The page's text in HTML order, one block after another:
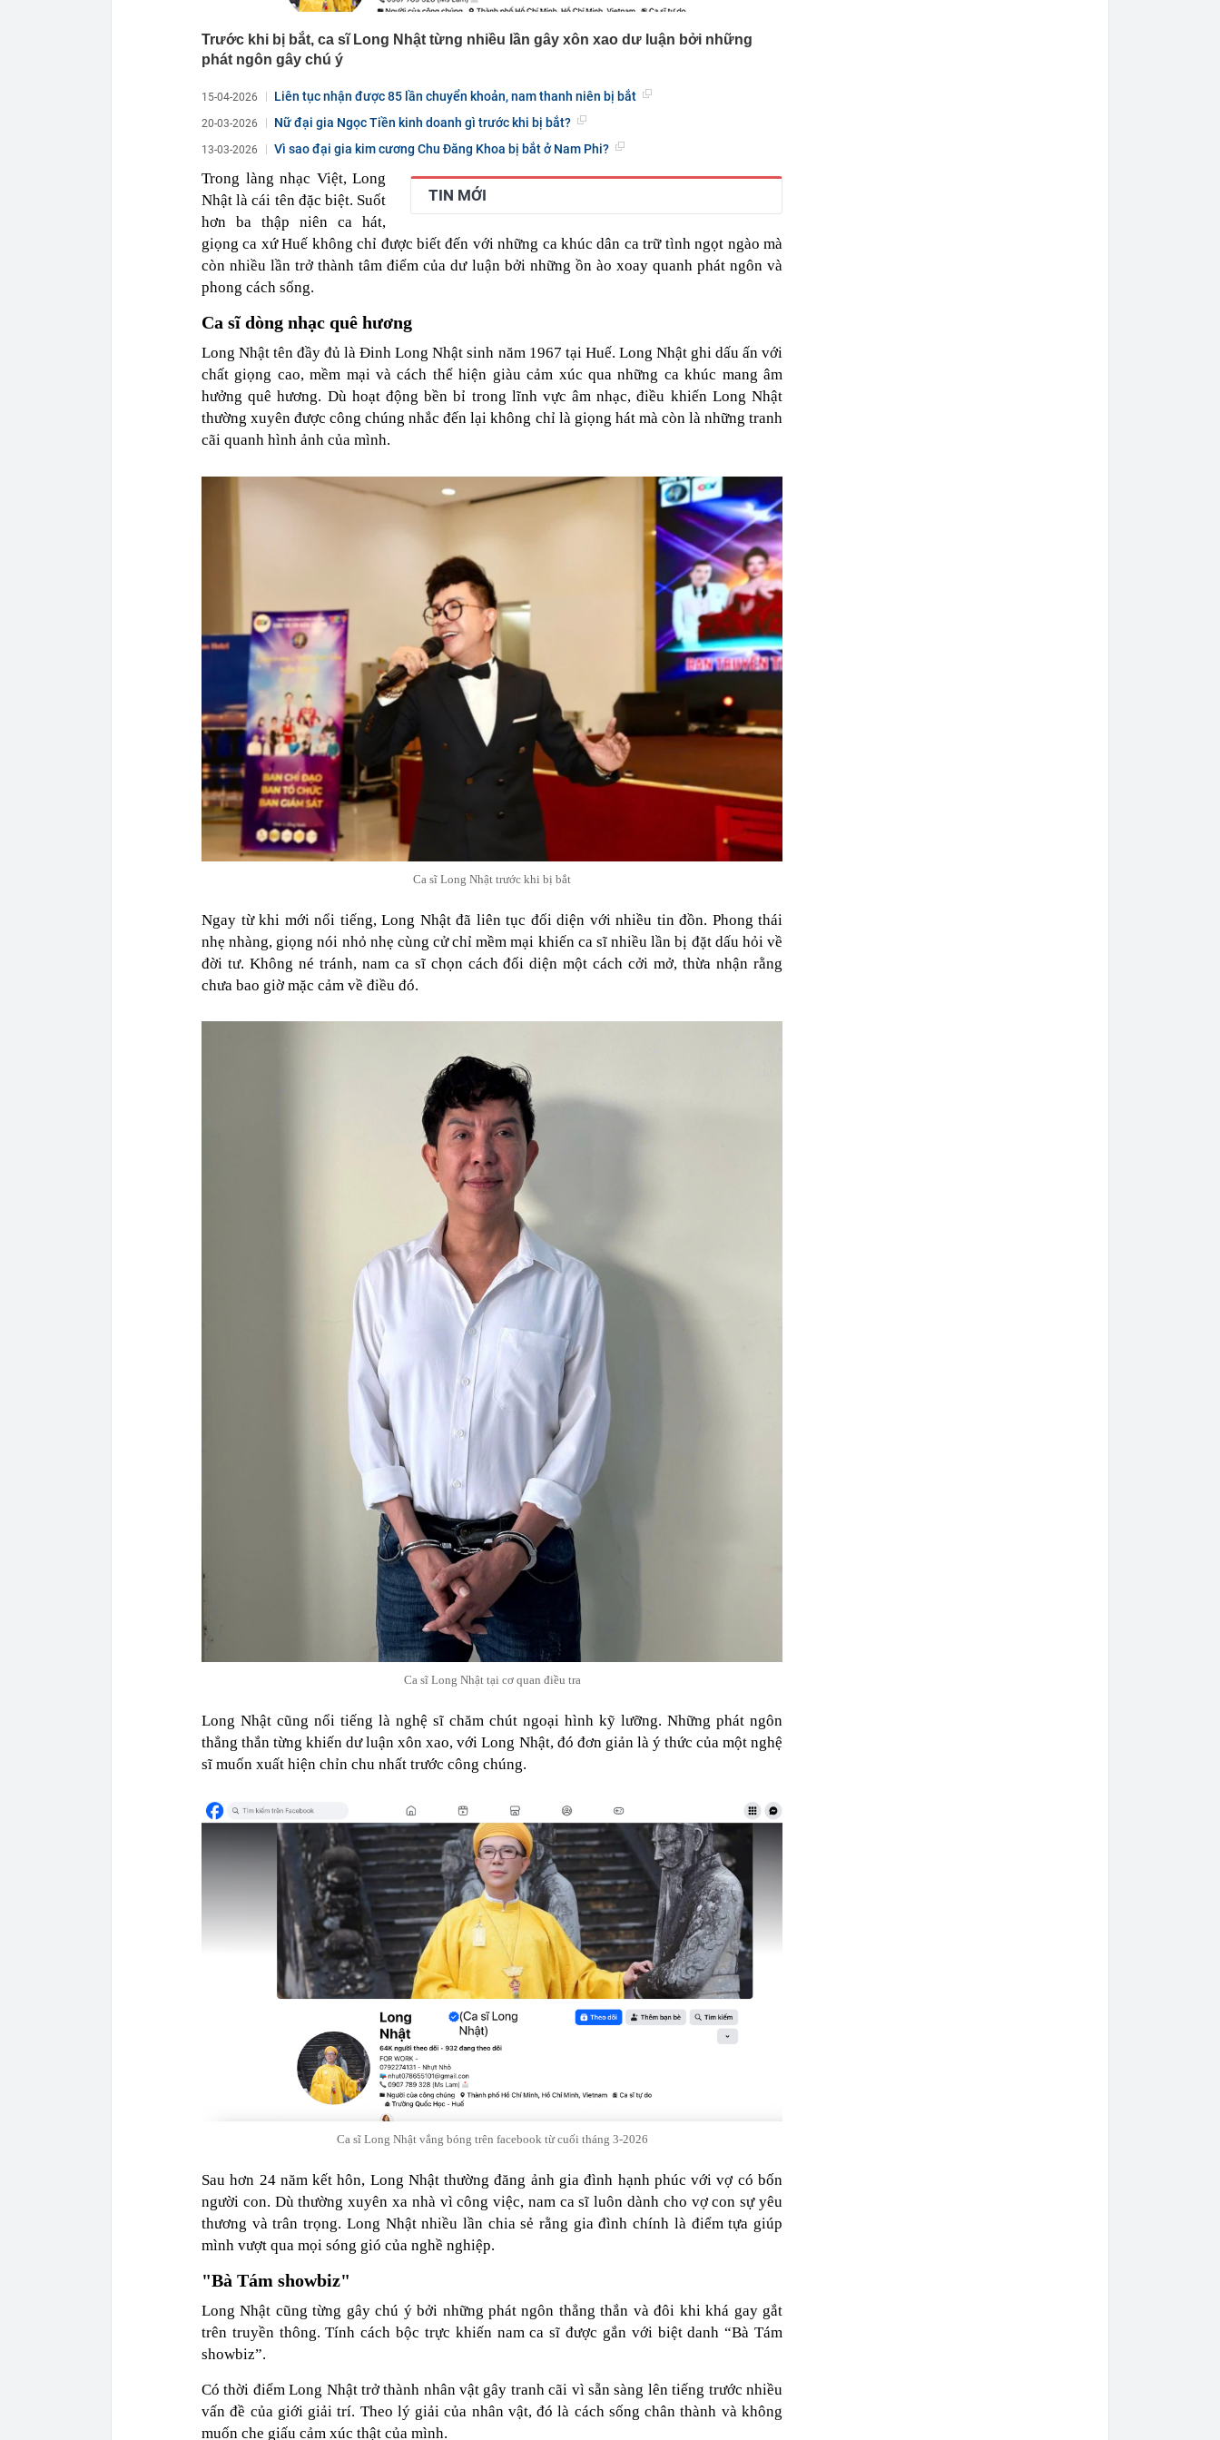
Trước khi bị bắt, ca sĩ Long Nhật từng nhiều lần gây xôn xao dư luận bởi những
phát ngôn gây chú ý
15-04-2026 Liên tục nhận được 85 lần chuyển khoản, nam thanh niên bị bắt
20-03-2026 Nữ đại gia Ngọc Tiền kinh doanh gì trước khi bị bắt?
13-03-2026 Vì sao đại gia kim cương Chu Đăng Khoa bị bắt ở Nam Phi?
TIN MỚI
Trong làng nhạc Việt, Long
Nhật là cái tên đặc biệt. Suốt
hơn ba thập niên ca hát,
giọng ca xứ Huế không chỉ được biết đến với những ca khúc dân ca trữ tình ngọt ngào mà
còn nhiều lần trở thành tâm điểm của dư luận bởi những ồn ào xoay quanh phát ngôn và
phong cách sống.
Ca sĩ dòng nhạc quê hương
Long Nhật tên đầy đủ là Đinh Long Nhật sinh năm 1967 tại Huế. Long Nhật ghi dấu ấn với
chất giọng cao, mềm mại và cách thể hiện giàu cảm xúc qua những ca khúc mang âm
hưởng quê hương. Dù hoạt động bền bỉ trong lĩnh vực âm nhạc, điều khiến Long Nhật
thường xuyên được công chúng nhắc đến lại không chỉ là giọng hát mà còn là những tranh
cãi quanh hình ảnh của mình.
Ca sĩ Long Nhật trước khi bị bắt
Ngay từ khi mới nổi tiếng, Long Nhật đã liên tục đối diện với nhiều tin đồn. Phong thái
nhẹ nhàng, giọng nói nhỏ nhẹ cùng cử chỉ mềm mại khiến ca sĩ nhiều lần bị đặt dấu hỏi về
đời tư. Không né tránh, nam ca sĩ chọn cách đối diện một cách cởi mở, thừa nhận rằng
chưa bao giờ mặc cảm về điều đó.
Ca sĩ Long Nhật tại cơ quan điều tra
Long Nhật cũng nổi tiếng là nghệ sĩ chăm chút ngoại hình kỹ lưỡng. Những phát ngôn
thẳng thắn từng khiến dư luận xôn xao, với Long Nhật, đó đơn giản là ý thức của một nghệ
sĩ muốn xuất hiện chỉn chu nhất trước công chúng.
Ca sĩ Long Nhật vắng bóng trên facebook từ cuối tháng 3-2026
Sau hơn 24 năm kết hôn, Long Nhật thường đăng ảnh gia đình hạnh phúc với vợ có bốn
người con. Dù thường xuyên xa nhà vì công việc, nam ca sĩ luôn dành cho vợ con sự yêu
thương và trân trọng. Long Nhật nhiều lần chia sẻ rằng gia đình chính là điểm tựa giúp
mình vượt qua mọi sóng gió của nghề nghiệp.
"Bà Tám showbiz"
Long Nhật cũng từng gây chú ý bởi những phát ngôn thẳng thắn và đôi khi khá gay gắt
trên truyền thông. Tính cách bộc trực khiến nam ca sĩ được gắn với biệt danh “Bà Tám
showbiz”.
Có thời điểm Long Nhật trở thành nhân vật gây tranh cãi vì sẵn sàng lên tiếng trước nhiều
vấn đề của giới giải trí. Theo lý giải của nhân vật, đó là cách sống chân thành và không
muốn che giấu cảm xúc thật của mình.